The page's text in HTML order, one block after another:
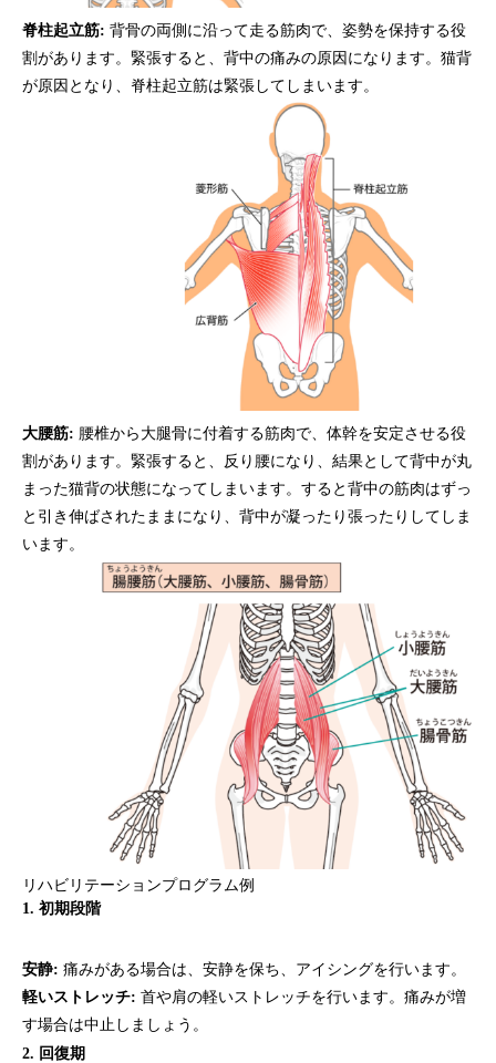
脊柱起立筋: 背骨の両側に沿って走る筋肉で、姿勢を保持する役
割があります。緊張すると、背中の痛みの原因になります。猫背
が原因となり、脊柱起立筋は緊張してしまいます。
大腰筋: 腰椎から大腿骨に付着する筋肉で、体幹を安定させる役
割があります。緊張すると、反り腰になり、結果として背中が丸
まった猫背の状態になってしまいます。すると背中の筋肉はずっ
と引き伸ばされたままになり、背中が凝ったり張ったりしてしま
います。
リハビリテーションプログラム例
1. 初期段階
安静: 痛みがある場合は、安静を保ち、アイシングを行います。
軽いストレッチ: 首や肩の軽いストレッチを行います。痛みが増
す場合は中止しましょう。
2. 回復期